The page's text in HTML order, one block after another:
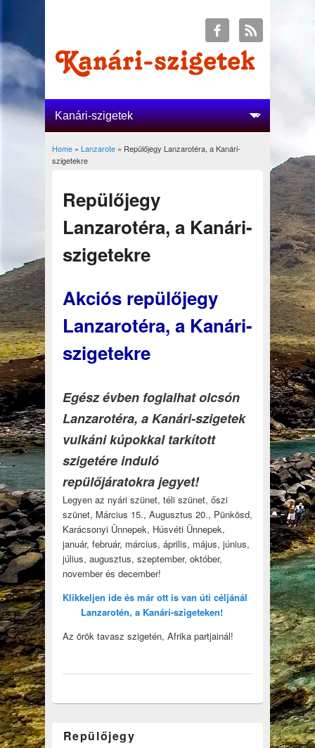
You are here
Home» Lanzarote» Repülőjegy Lanzarotéra, a Kanári-
szigetekre
Repülőjegy
Lanzarotéra, a Kanári-
szigetekre
Akciós repülőjegy
Lanzarotéra, a Kanári-
szigetekre
Egész évben foglalhat olcsón
Lanzarotéra, a Kanári-szigetek
vulkáni kúpokkal tarkított
szigetére induló
repülőjáratokra jegyet!
Legyen az nyári szünet, téli szünet, őszi
szünet, Március 15., Augusztus 20., Pünkösd,
Karácsonyi Ünnepek, Húsvéti Ünnepek,
január, február, március, április, május, június,
július, augusztus, szeptember, október,
november és december!
Klikkeljen ide és már ott is van úti céljánál
Lanzarotén, a Kanári-szigeteken!
Az örök tavasz szigetén, Afrika partjainál!
Repülőjegy